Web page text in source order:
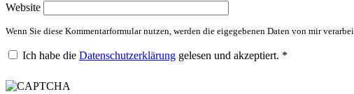
Website
Wenn Sie diese Kommentarformular nutzen, werden die eigegebenen Daten von mir
Ich habe die Datenschutzerklärung gelesen und akzeptiert. *